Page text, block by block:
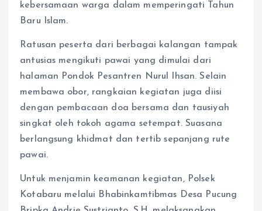
kebersamaan warga dalam memperingati Tahun
Baru Islam.
Ratusan peserta dari berbagai kalangan tampak
antusias mengikuti pawai yang dimulai dari
halaman Pondok Pesantren Nurul Ihsan. Selain
membawa obor, rangkaian kegiatan juga diisi
dengan pembacaan doa bersama dan tausiyah
singkat oleh tokoh agama setempat. Suasana
berlangsung khidmat dan tertib sepanjang rute
pawai.
Untuk menjamin keamanan kegiatan, Polsek
Kotabaru melalui Bhabinkamtibmas Desa Pucung